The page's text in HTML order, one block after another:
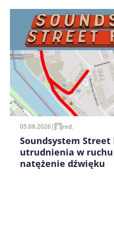
Zapamiętaj moje dane
pisania kolejnych
05.08.2026| red.
Soundsystem Street
utrudnienia w ruchu
natężenie dźwięku